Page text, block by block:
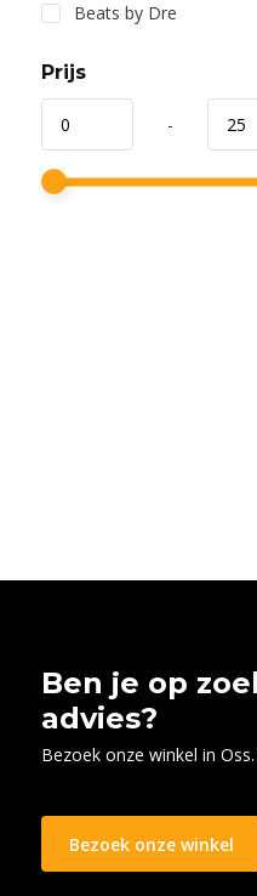
Beats by Dre
Prijs
-
Ben je op
advies?
Bezoek onze winkel in
Bezoek onze winkel